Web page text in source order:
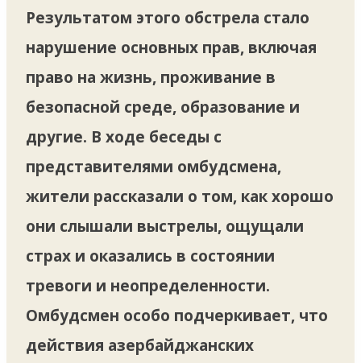
Результатом этого обстрела стало
нарушение основных прав, включая
право на жизнь, проживание в
безопасной среде, образование и
другие. В ходе беседы с
представителями омбудсмена,
жители рассказали о том, как хорошо
они слышали выстрелы, ощущали
страх и оказались в состоянии
тревоги и неопределенности.
Омбудсмен особо подчеркивает, что
действия азербайджанских